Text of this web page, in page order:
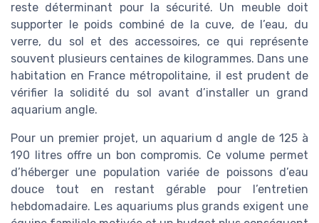
reste déterminant pour la sécurité. Un meuble doit
supporter le poids combiné de la cuve, de l’eau, du
verre, du sol et des accessoires, ce qui représente
souvent plusieurs centaines de kilogrammes. Dans une
habitation en France métropolitaine, il est prudent de
vérifier la solidité du sol avant d’installer un grand
aquarium angle.
Pour un premier projet, un aquarium d angle de 125 à
190 litres offre un bon compromis. Ce volume permet
d’héberger une population variée de poissons d’eau
douce tout en restant gérable pour l’entretien
hebdomadaire. Les aquariums plus grands exigent une